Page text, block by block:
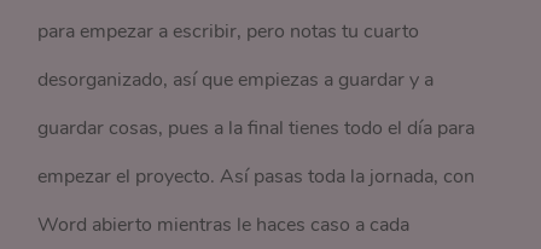
para empezar a escribir, pero notas tu cuarto
desorganizado, así que empiezas a guardar y a
guardar cosas, pues a la final tienes todo el día para
empezar el proyecto. Así pasas toda la jornada, con
Word abierto mientras le haces caso a cada